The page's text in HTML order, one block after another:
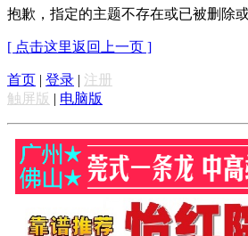
抱歉，指定的主题不存在或已被删除
[ 点击这里返回上一页 ]
首页 | 登录 | 注册
触屏版 | 电脑版